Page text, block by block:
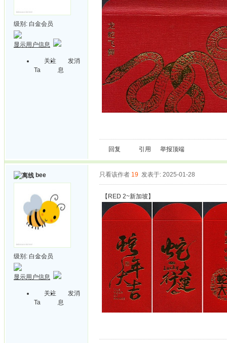
级别: 白金会员
显示用户信息
关注
Ta
发消
息
回复 引用 举报顶端
bee
级别: 白金会员
显示用户信息
关注
Ta
发消
息
只看该作者 19 发表于: 2025-01-28
【RED 2~新加坡】